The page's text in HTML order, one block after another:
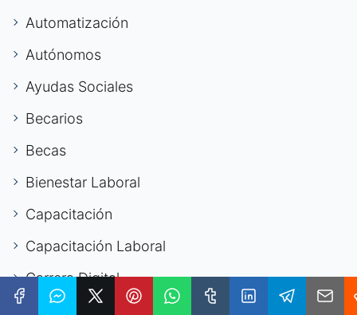
Automatización
Autónomos
Ayudas Sociales
Becarios
Becas
Bienestar Laboral
Capacitación
Capacitación Laboral
Carrera Digital
Carrera Internacional